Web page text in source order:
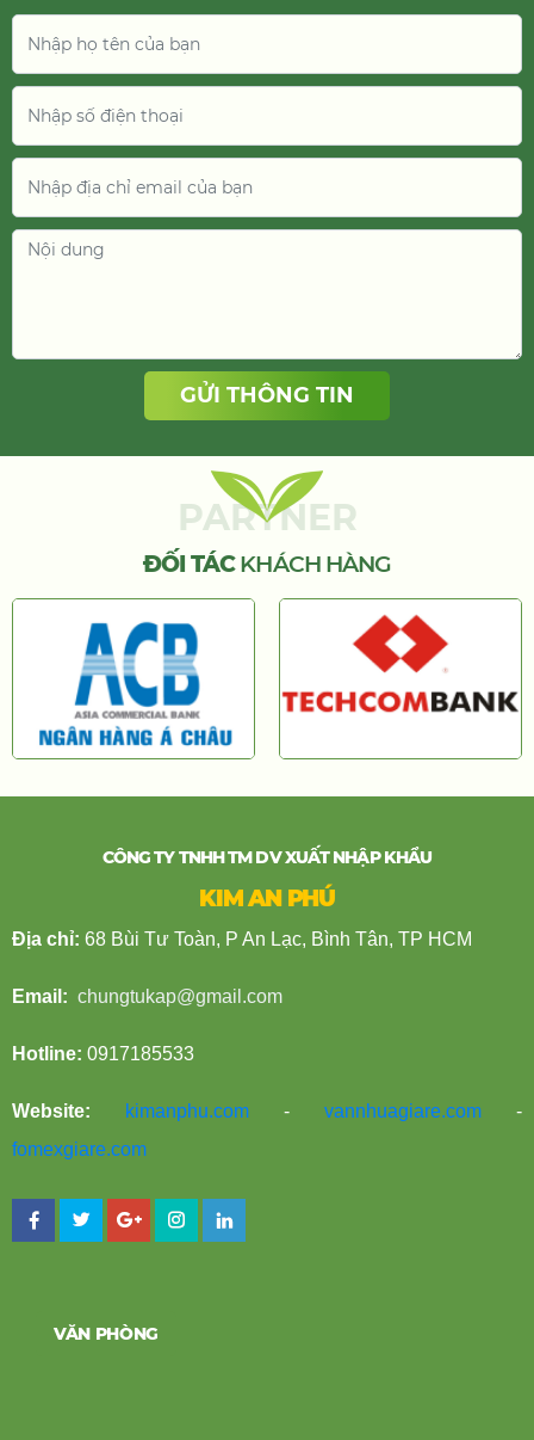
PARTNER
ĐỐI TÁCKHÁCH HÀNG
CÔNG TY TNHH TM DV XUẤT NHẬP KHẨU
KIM AN PHÚ
Địa chỉ: 68 Bùi Tư Toàn, P An Lạc, Bình Tân, TP HCM
Email: chungtukap@gmail.com
Hotline: 0917185533
Website: kimanphu.com - vannhuagiare.com -
fomexgiare.com
VĂN PHÒNG